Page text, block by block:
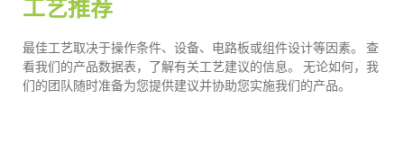
工艺推荐
最佳工艺取决于操作条件、设备、电路板或组件设计等因素。 查
看我们的产品数据表，了解有关工艺建议的信息。 无论如何，我
们的团队随时准备为您提供建议并协助您实施我们的产品。